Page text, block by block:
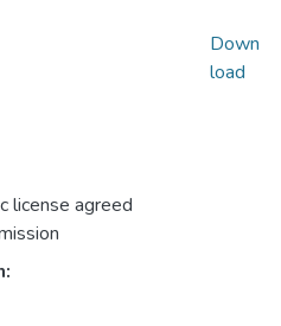
license agreed
Down
load